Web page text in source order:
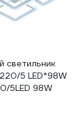
светильник
5 LED*98W
5LED 98W